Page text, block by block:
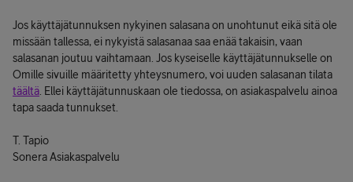
Jos käyttäjätunnuksen nykyinen salasana on unohtunut eikä sitä ole
missään tallessa, ei nykyistä salasanaa saa enää takaisin, vaan
salasanan joutuu vaihtamaan. Jos kyseiselle käyttäjätunnukselle on
Omille sivuille määritetty yhteysnumero, voi uuden salasanan tilata
täältä . Ellei käyttäjätunnuskaan ole tiedossa, on asiakaspalvelu ainoa
tapa saada tunnukset.
T. Tapio
Sonera Asiakaspalvelu